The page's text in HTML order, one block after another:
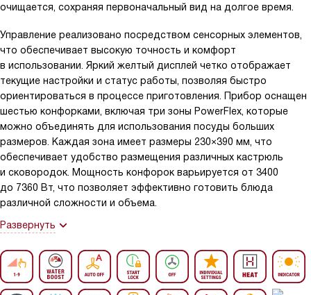
очищается, сохраняя первоначальный вид на долгое время.
Управление реализовано посредством сенсорных элементов,
что обеспечивает высокую точность и комфорт
в использовании. Яркий желтый дисплей четко отображает
текущие настройки и статус работы, позволяя быстро
ориентироваться в процессе приготовления. Прибор оснащен
шестью конфорками, включая три зоны PowerFlex, которые
можно объединять для использования посуды больших
размеров. Каждая зона имеет размеры 230×390 мм, что
обеспечивает удобство размещения различных кастрюль
и сковородок. Мощность конфорок варьируется от 3400
до 7360 Вт, что позволяет эффективно готовить блюда
различной сложности и объема.
Развернуть